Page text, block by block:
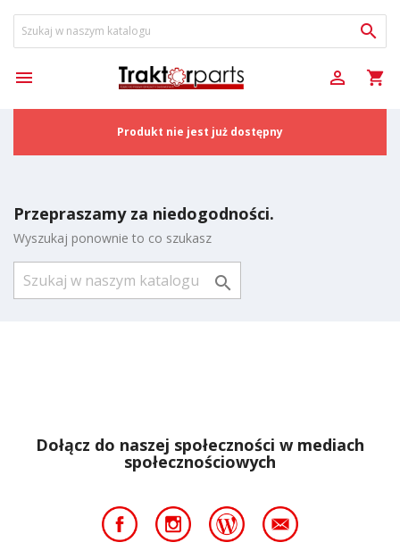

 shopping_cart

Produkt nie jest już dostępny
Przepraszamy za niedogodności.
Wyszukaj ponownie to co szukasz

Dołącz do naszej społeczności w mediach
społecznościowych